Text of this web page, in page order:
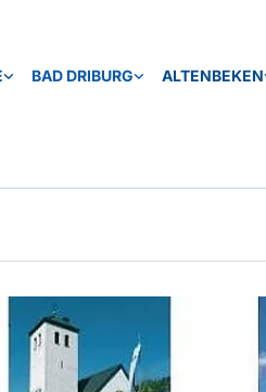
BAD DRIBURG ALTENBEKEN